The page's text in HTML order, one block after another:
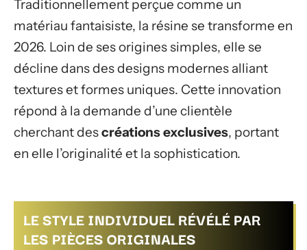
Traditionnellement perçue comme un
matériau fantaisiste, la résine se transforme en
2026. Loin de ses origines simples, elle se
décline dans des designs modernes alliant
textures et formes uniques. Cette innovation
répond à la demande d’une clientèle
cherchant descréations exclusives, portant
en elle l’originalité et la sophistication.
LE STYLE INDIVIDUEL RÉVÉLÉ PAR
LES PIÈCES ORIGINALES